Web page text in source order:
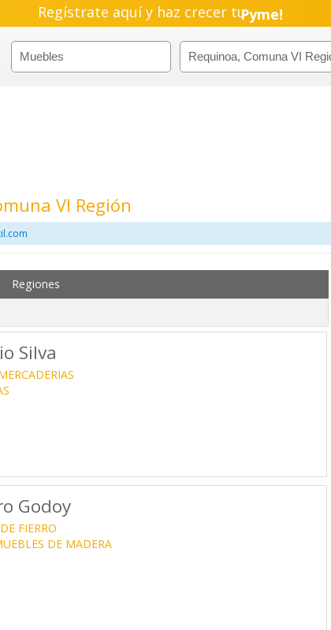
Regístrate aquí y haz crecer tuPyme!
VI Región
Regiones
Silva
Godoy
FIERRO
DE MADERA